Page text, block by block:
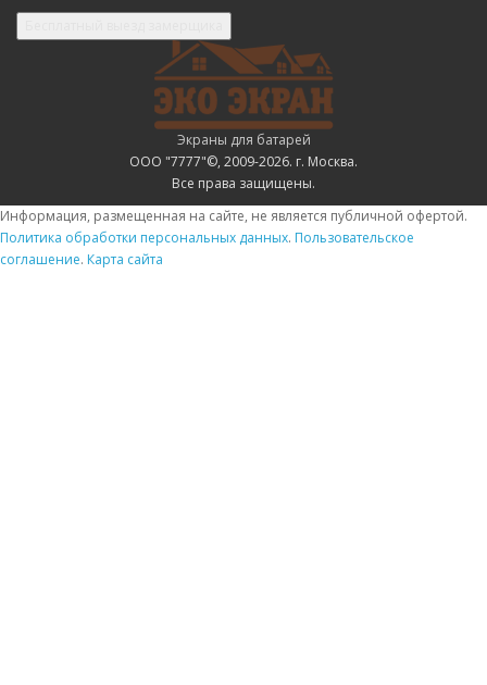
Экраны для батарей
ООО "7777"©, 2009-2026. г. Москва.
Все права защищены.
Информация, размещенная на сайте, не является публичной офертой.
Политика обработки персональных данных. Пользовательское
соглашение. Карта сайта